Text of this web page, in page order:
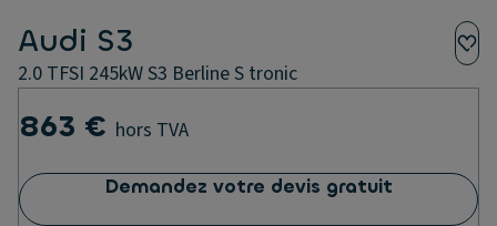
Audi S3
2.0 TFSI 245kW S3 Berline S tronic
863 € hors TVA
Demandez votre devis gratuit